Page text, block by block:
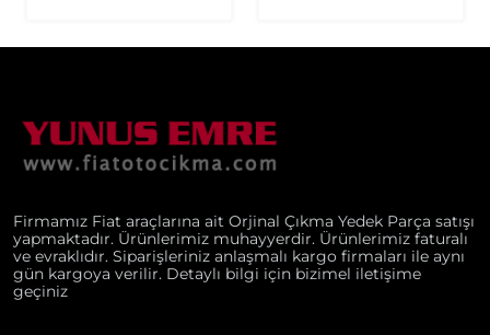
Firmamız Fiat araçlarına ait Orjinal Çıkma Yedek Parça satışı
yapmaktadır. Ürünlerimiz muhayyerdir. Ürünlerimiz faturalı
ve evraklıdır. Siparişleriniz anlaşmalı kargo firmaları ile aynı
gün kargoya verilir. Detaylı bilgi için bizimel iletişime
geçiniz